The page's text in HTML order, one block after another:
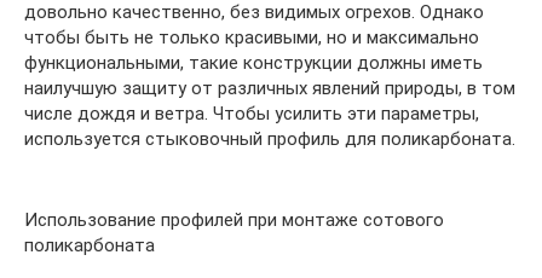
довольно качественно, без видимых огрехов. Однако
чтобы быть не только красивыми, но и максимально
функциональными, такие конструкции должны иметь
наилучшую защиту от различных явлений природы, в том
числе дождя и ветра. Чтобы усилить эти параметры,
используется стыковочный профиль для поликарбоната.
Использование профилей при монтаже сотового
поликарбоната